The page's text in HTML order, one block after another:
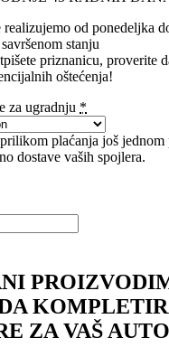
realizujemo od ponedeljka
stanju
priznanicu, proverite
oštećenja!
za ugradnju *
plaćanja još
dostave vaših spojlera.
PROIZVODI
ZA VAŠ